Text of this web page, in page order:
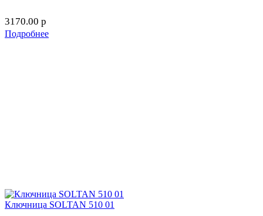
3170.00 p
Подробнее
Ключница SOLTAN 510 01